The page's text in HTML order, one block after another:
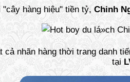
hàng hiệu" tiền tỷ, Chinh
cả nhãn hàng thời trang danh
tại